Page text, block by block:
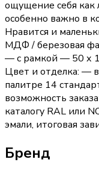
ощущение себя как
особенно важно в
Нравится и
МДФ / березовая
— с рамкой — 50 х
Цвет и отделка: —
палитре 14
возможность
каталогу RAL или
эмали, итоговая
Бренд